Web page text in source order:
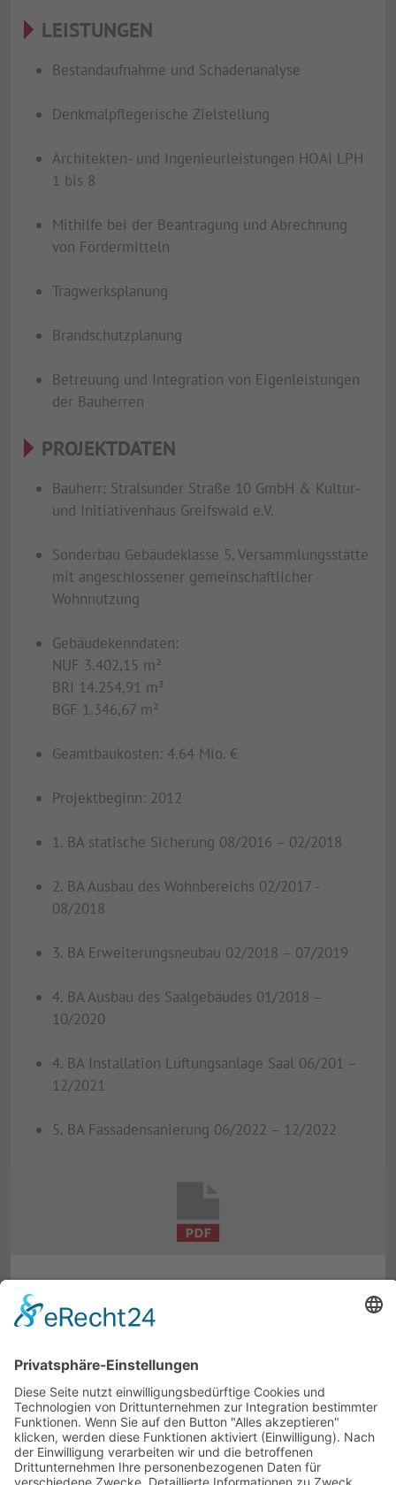
LEISTUNGEN
Bestandaufnahme und Schadenanalyse
Denkmalpflegerische Zielstellung
Architekten- und Ingenieurleistungen HOAI LPH
1 bis 8
Mithilfe bei der Beantragung und Abrechnung
von Fördermitteln
Tragwerksplanung
Brandschutzplanung
Betreuung und Integration von Eigenleistungen
der Bauherren
PROJEKTDATEN
Bauherr: Stralsunder Straße 10 GmbH & Kultur-
und Initiativenhaus Greifswald e.V.
Sonderbau Gebäudeklasse 5, Versammlungsstätte
mit angeschlossener gemeinschaftlicher
Wohnnutzung
Gebäudekenndaten:
NUF 3.402,15 m²
BRI 14.254,91 m³
BGF 1.346,67 m²
Geamtbaukosten: 4.64 Mio. €
Projektbeginn: 2012
1. BA statische Sicherung 08/2016 – 02/2018
2. BA Ausbau des Wohnbereichs 02/2017 -
08/2018
3. BA Erweiterungsneubau 02/2018 – 07/2019
4. BA Ausbau des Saalgebäudes 01/2018 –
10/2020
4. BA Installation Lüftungsanlage Saal 06/201 –
12/2021
5. BA Fassadensanierung 06/2022 – 12/2022
BILDERGALERIE · 12 ABBILDUNGEN